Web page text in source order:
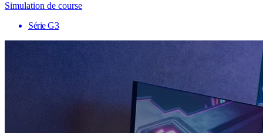
Simulation de course
Série G3